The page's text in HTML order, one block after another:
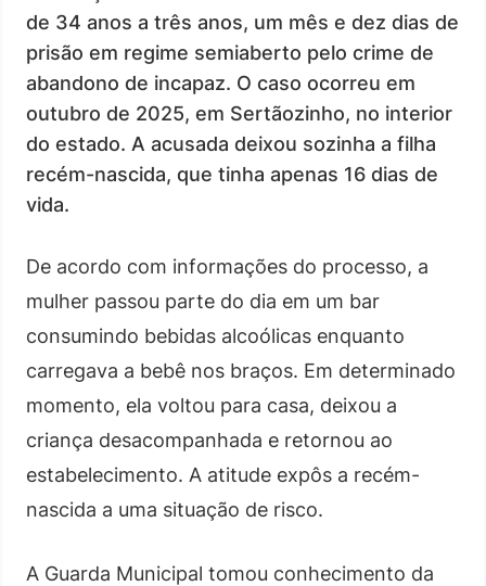
de 34 anos a três anos, um mês e dez dias de
prisão em regime semiaberto pelo crime de
abandono de incapaz. O caso ocorreu em
outubro de 2025, em Sertãozinho, no interior
do estado. A acusada deixou sozinha a filha
recém-nascida, que tinha apenas 16 dias de
vida.
De acordo com informações do processo, a
mulher passou parte do dia em um bar
consumindo bebidas alcoólicas enquanto
carregava a bebê nos braços. Em determinado
momento, ela voltou para casa, deixou a
criança desacompanhada e retornou ao
estabelecimento. A atitude expôs a recém-
nascida a uma situação de risco.
A Guarda Municipal tomou conhecimento da